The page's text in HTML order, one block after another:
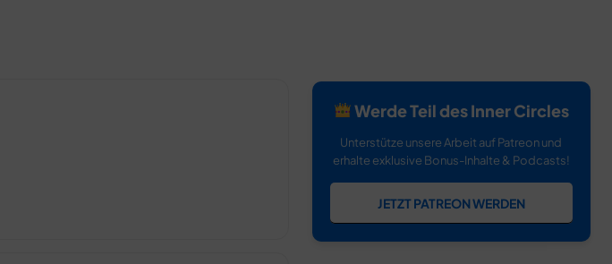
Werde Teil des Inner Circles
Unterstütze unsere Arbeit auf Patreon und
erhalte exklusive Bonus-Inhalte & Podcasts!
JETZT PATREON WERDEN